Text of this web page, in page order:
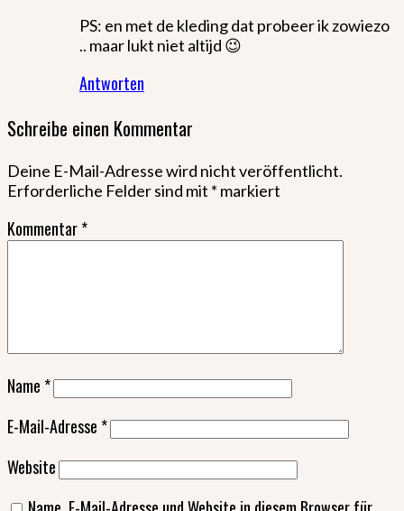
PS: en met de kleding dat probeer ik zowiezo
.. maar lukt niet altijd 😉
Antworten
Schreibe einen Kommentar
Deine E-Mail-Adresse wird nicht veröffentlicht.
Erforderliche Felder sind mit * markiert
Kommentar*
Name *
E-Mail-Adresse *
Website